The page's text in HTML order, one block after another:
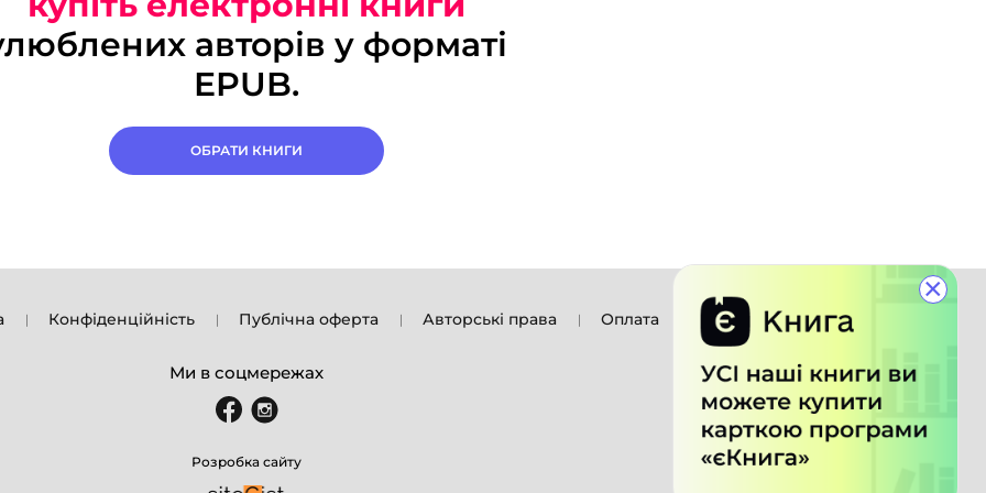
×
авторів у форматі
EPUB.
ОБРАТИ КНИГИ
Конфіденційність Публічна оферта Авторські права Оплата
Ми в соцмережах
Розробка сайту